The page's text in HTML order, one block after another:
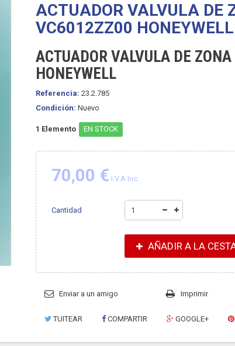
ACTUADOR VALVULA DE
VC6012ZZ00
ACTUADOR VALVULA DE
HONEYWELL
Referencia: 23.2.785
Condición: Nuevo
1 Elemento EN STOCK
70,00 € I.V.A Inc.
Cantidad
AÑADIR A LA
Enviar a un amigo Imprimir
TUITEAR COMPARTIR GOOGLE+